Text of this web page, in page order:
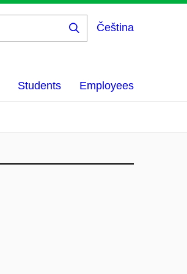
Čeština
Students Employees